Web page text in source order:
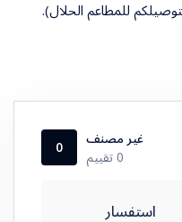
للمطاعم الحلال).
غير مصنف
0 تقييم
0
استفسار